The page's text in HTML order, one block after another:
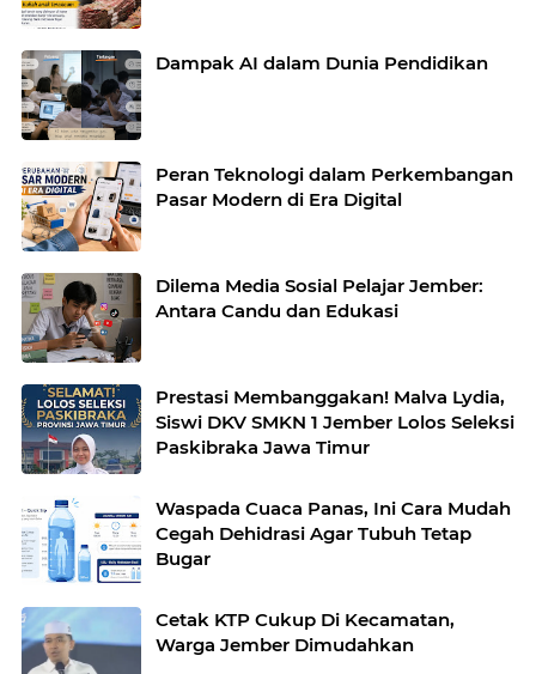
Dampak AI dalam Dunia Pendidikan
Peran Teknologi dalam Perkembangan
Pasar Modern di Era Digital
Dilema Media Sosial Pelajar Jember:
Antara Candu dan Edukasi
Prestasi Membanggakan! Malva Lydia,
Siswi DKV SMKN 1 Jember Lolos Seleksi
Paskibraka Jawa Timur
Waspada Cuaca Panas, Ini Cara Mudah
Cegah Dehidrasi Agar Tubuh Tetap
Bugar
Cetak KTP Cukup Di Kecamatan,
Warga Jember Dimudahkan